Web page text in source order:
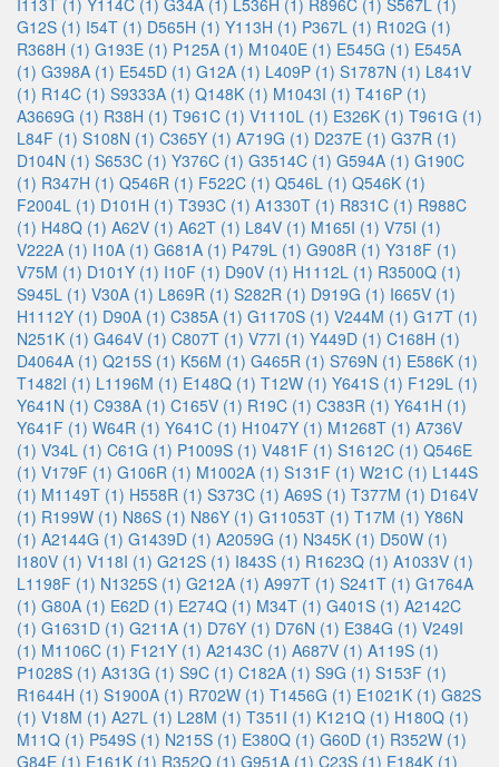
I113T (1) Y114C (1) G34A (1) L536H (1) R896C (1) S567L (1)
G12S (1) I54T (1) D565H (1) Y113H (1) P367L (1) R102G (1)
R368H (1) G193E (1) P125A (1) M1040E (1) E545G (1) E545A
(1) G398A (1) E545D (1) G12A (1) L409P (1) S1787N (1) L841V
(1) R14C (1) S9333A (1) Q148K (1) M1043I (1) T416P (1)
A3669G (1) R38H (1) T961C (1) V1110L (1) E326K (1) T961G (1)
L84F (1) S108N (1) C365Y (1) A719G (1) D237E (1) G37R (1)
D104N (1) S653C (1) Y376C (1) G3514C (1) G594A (1) G190C
(1) R347H (1) Q546R (1) F522C (1) Q546L (1) Q546K (1)
F2004L (1) D101H (1) T393C (1) A1330T (1) R831C (1) R988C
(1) H48Q (1) A62V (1) A62T (1) L84V (1) M165I (1) V75I (1)
V222A (1) I10A (1) G681A (1) P479L (1) G908R (1) Y318F (1)
V75M (1) D101Y (1) I10F (1) D90V (1) H1112L (1) R3500Q (1)
S945L (1) V30A (1) L869R (1) S282R (1) D919G (1) I665V (1)
H1112Y (1) D90A (1) C385A (1) G1170S (1) V244M (1) G17T (1)
N251K (1) G464V (1) C807T (1) V77I (1) Y449D (1) C168H (1)
D4064A (1) Q215S (1) K56M (1) G465R (1) S769N (1) E586K (1)
T1482I (1) L1196M (1) E148Q (1) T12W (1) Y641S (1) F129L (1)
Y641N (1) C938A (1) C165V (1) R19C (1) C383R (1) Y641H (1)
Y641F (1) W64R (1) Y641C (1) H1047Y (1) M1268T (1) A736V
(1) V34L (1) C61G (1) P1009S (1) V481F (1) S1612C (1) Q546E
(1) V179F (1) G106R (1) M1002A (1) S131F (1) W21C (1) L144S
(1) M1149T (1) H558R (1) S373C (1) A69S (1) T377M (1) D164V
(1) R199W (1) N86S (1) N86Y (1) G11053T (1) T17M (1) Y86N
(1) A2144G (1) G1439D (1) A2059G (1) N345K (1) D50W (1)
I180V (1) V118I (1) G212S (1) I843S (1) R1623Q (1) A1033V (1)
L1198F (1) N1325S (1) G212A (1) A997T (1) S241T (1) G1764A
(1) G80A (1) E62D (1) E274Q (1) M34T (1) G401S (1) A2142C
(1) G1631D (1) G211A (1) D76Y (1) D76N (1) E384G (1) V249I
(1) M1106C (1) F121Y (1) A2143C (1) A687V (1) A119S (1)
P1028S (1) A313G (1) S9C (1) C182A (1) S9G (1) S153F (1)
R1644H (1) S1900A (1) R702W (1) T1456G (1) E1021K (1) G82S
(1) V18M (1) A27L (1) L28M (1) T351I (1) K121Q (1) H180Q (1)
M11Q (1) P549S (1) N215S (1) E380Q (1) G60D (1) R352W (1)
G84E (1) E161K (1) R352Q (1) G951A (1) C23S (1) E184K (1)